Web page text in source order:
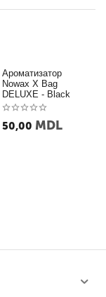
Ароматизатор
Nowax X Bag
DELUXE - Black
50,00 MDL